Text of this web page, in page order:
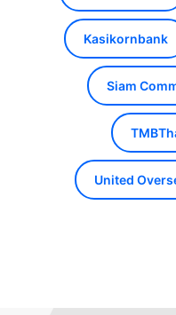
Kasikornbank
Siam
United